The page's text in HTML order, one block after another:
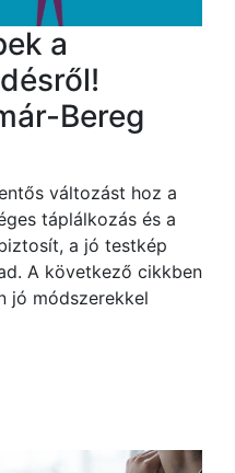
a
Bereg
változást hoz a
táplálkozás és a
a jó testkép
A következő cikkben
jó módszerekkel